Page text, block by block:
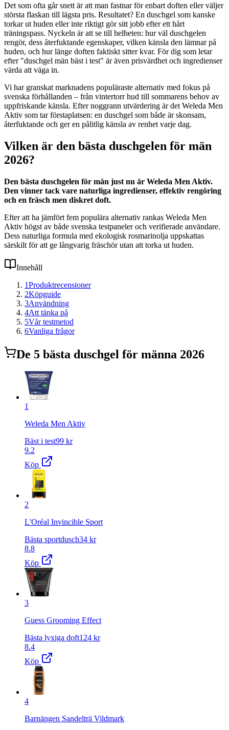
Det som ofta går snett är att man fastnar för enbart doften eller väljer
största flaskan till lägsta pris. Resultatet? En duschgel som kanske
torkar ut huden eller inte riktigt gör sitt jobb efter ett hårt
träningspass. Nyckeln är att se till helheten: hur väl duschgelen
rengör, dess återfuktande egenskaper, vilken känsla den lämnar på
huden, och hur länge doften faktiskt sitter kvar. För dig som letar
efter "duschgel män bäst i test" är även prisvärdhet och ingredienser
värda att väga in.
Vi har granskat marknadens populäraste alternativ med fokus på
svenska förhållanden – från vintertorr hud till sommarens behov av
uppfriskande känsla. Efter noggrann utvärdering är det Weleda Men
Aktiv som tar förstaplatsen: en duschgel som både är skonsam,
återfuktande och ger en pålitlig känsla av renhet varje dag.
Vilken är den bästa duschgelen för män
2026?
Den bästa duschgelen för män just nu är Weleda Men Aktiv.
Den vinner tack vare naturliga ingredienser, effektiv rengöring
och en fräsch men diskret doft.
Efter att ha jämfört fem populära alternativ rankas Weleda Men
Aktiv högst av både svenska testpaneler och verifierade användare.
Dess naturliga formula med ekologisk rosmarinolja uppskattas
särskilt för att ge långvarig fräschör utan att torka ut huden.
Innehåll
1Produktrecensioner
2Köpguide
3Användning
4Att tänka på
5Vår testmetod
6Vanliga frågor
De 5 bästa duschgel för männa 2026
1
Weleda Men Aktiv
Bäst i test99 kr
9.2
Köp
2
L'Oréal Invincible Sport
Bästa sportdusch34 kr
8.8
Köp
3
Guess Grooming Effect
Bästa lyxiga doft124 kr
8.4
Köp
4
Barnängen Sandelträ Vildmark